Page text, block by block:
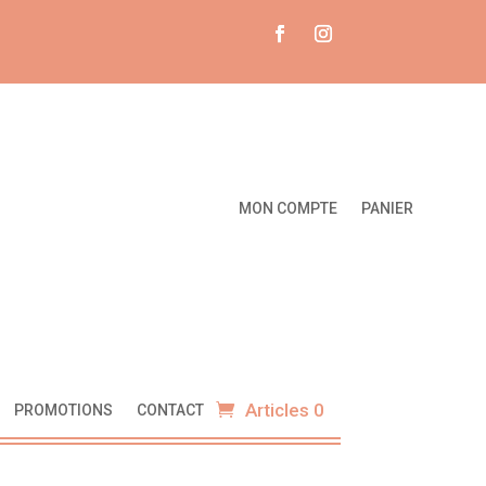
MON COMPTE PANIER
PROMOTIONS CONTACT Articles 0